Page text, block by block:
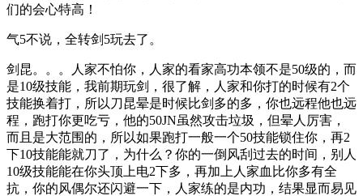
们的会心特高！
气5不说，全转剑5玩去了。
剑昆。。。人家不怕你，人家的看家高功本领不是50级的，而
是10级技能，我前期玩剑，很了解，人家和你打的时候有2个
技能换着打，所以刀昆晕是时候比剑多的多，你也远程他也远
程，跑打你更吃亏，他的50JN虽然攻击垃圾，但晕人厉害，
而且是大范围的，所以如果跑打一般一个50技能锁住你，再2
下10技能能就刀了，为什么？你的一倒风刮过去的时间，别人
10级技能能在你头顶上电2下多，再加上人家血比你多有全
抗，你的风偶尔还闪避一下，人家练的是内功，结果显而易见